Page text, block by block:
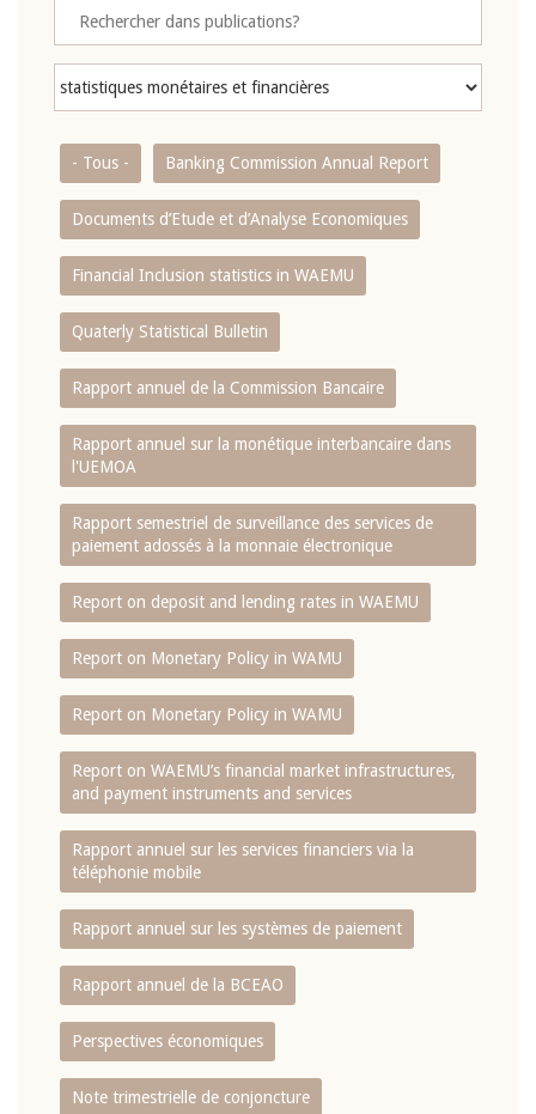
- Tous - Banking Commission Annual Report
Documents d’Etude et d’Analyse Economiques
Financial Inclusion statistics in WAEMU
Quaterly Statistical Bulletin
Rapport annuel de la Commission Bancaire
Rapport annuel sur la monétique interbancaire dans
l'UEMOA
Rapport semestriel de surveillance des services de
paiement adossés à la monnaie électronique
Report on deposit and lending rates in WAEMU
Report on Monetary Policy in WAMU
Report on Monetary Policy in WAMU
Report on WAEMU’s financial market infrastructures,
and payment instruments and services
Rapport annuel sur les services financiers via la
téléphonie mobile
Rapport annuel sur les systèmes de paiement
Rapport annuel de la BCEAO
Perspectives économiques
Note trimestrielle de conjoncture